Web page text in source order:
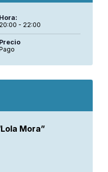
Hora:
20:00 - 22:00
Precio
Mora”